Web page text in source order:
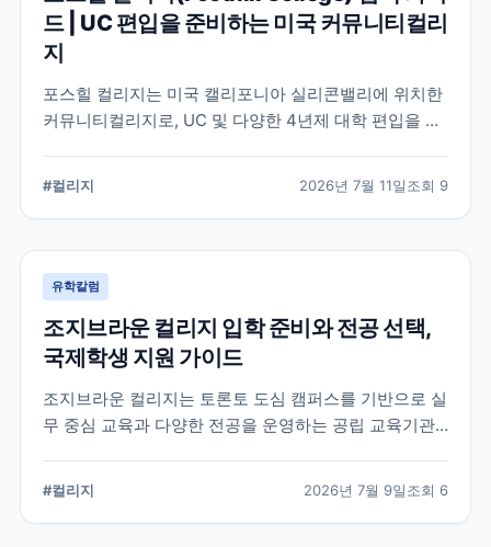
드 | UC 편입을 준비하는 미국 커뮤니티컬리
지
포스힐 컬리지는 미국 캘리포니아 실리콘밸리에 위치한
커뮤니티컬리지로, UC 및 다양한 4년제 대학 편입을 목
으로 입학 준비에 필요한 내용을 정리했습니다.
#컬리지 2026년 7월 11일조회 9
유학칼럼
조지브라운 컬리지 입학 준비와 전공 선택,
국제학생 지원 가이드
조지브라운 컬리지는 토론토 도심 캠퍼스를 기반으로 실
무 중심 교육과 다양한 전공을 운영하는 공립 교육기관
#컬리지 2026년 7월 9일조회 6